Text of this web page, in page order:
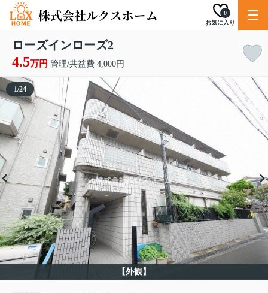
お気に入り
0
ローズインローズ2
4.5万円 管理/共益費 4,000円
【外観】
1/24